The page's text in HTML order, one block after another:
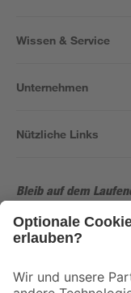
Wissen & Service
Unternehmen
Nützliche Links
Bleib auf dem
Der toom Newsletter: